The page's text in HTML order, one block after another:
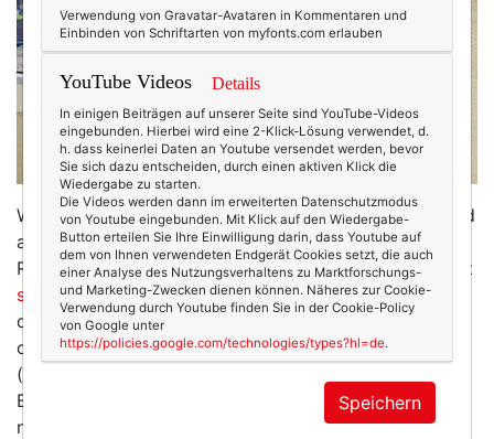
Wie auch immer: Es war viel los im Juli. In der Welt und
auf Texterella. Es gab einige Posts mit sehr viel
Resonanz. Allen voran mein Text„Warum Blogger nicht
so toll sind, wie du vielleicht denkst“. Hier habe ich
darüber geschrieben, dass wir Blogger nicht nur ein
champagnergetränktes Dolce Vita haben, sondern
(natürlich!) auch ein Leben mit Wäsche waschen und
Belege abheften. Dass es in einem Bloggerleben nicht
nur leckeres Fingerfood gibt, sondern die meiste Zeit
Verwendung von Gravatar-Avataren in Kommentaren und
Einbinden von Schriftarten von myfonts.com erlauben
YouTube Videos Details
In einigen Beiträgen auf unserer Seite sind YouTube-Videos
eingebunden. Hierbei wird eine 2-Klick-Lösung verwendet, d.
h. dass keinerlei Daten an Youtube versendet werden, bevor
Sie sich dazu entscheiden, durch einen aktiven Klick die
Wiedergabe zu starten.
Die Videos werden dann im erweiterten Datenschutzmodus
von Youtube eingebunden. Mit Klick auf den Wiedergabe-
Button erteilen Sie Ihre Einwilligung darin, dass Youtube auf
dem von Ihnen verwendeten Endgerät Cookies setzt, die auch
einer Analyse des Nutzungsverhaltens zu Marktforschungs-
und Marketing-Zwecken dienen können. Näheres zur Cookie-
Verwendung durch Youtube finden Sie in der Cookie-Policy
von Google unter
https://policies.google.com/technologies/types?hl=de.
Speichern